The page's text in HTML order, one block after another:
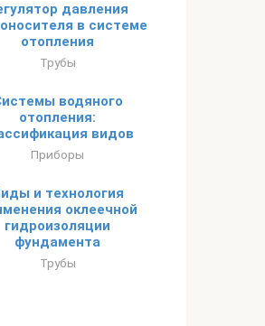
давления
в системе
отопления
Трубы
водяного
отопления:
видов
Приборы
и технология
оклеечной
гидроизоляции
фундамента
Трубы